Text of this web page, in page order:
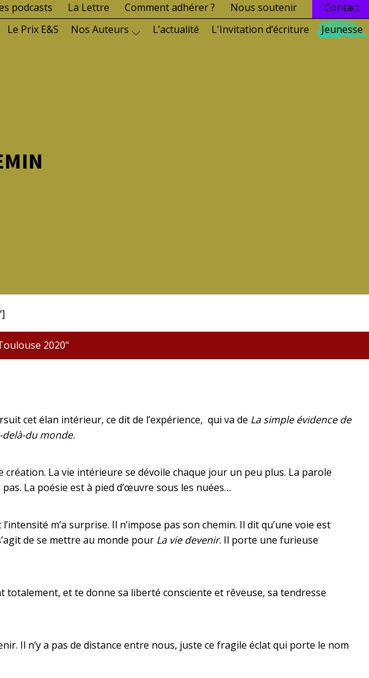
podcasts La Lettre Comment adhérer ? Nous soutenir
Contact
Le Prix E&S Nos Auteurs L’actualité L'Invitation d’écriture Jeunesse
2020"
cet élan intérieur, ce dit de l’expérience, qui va de La simple évidence de
delà-du monde.
La vie intérieure se dévoile chaque jour un peu plus. La parole
La poésie est à pied d’œuvre sous les nuées…
m’a surprise. Il n’impose pas son chemin. Il dit qu’une voie est
de se mettre au monde pour La vie devenir. Il porte une furieuse
totalement, et te donne sa liberté consciente et rêveuse, sa tendresse
Il n’y a pas de distance entre nous, juste ce fragile éclat qui porte le nom